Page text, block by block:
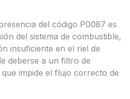
del código P0087 es
del sistema de combustible,
insuficiente en el riel de
deberse a un filtro de
impide el flujo correcto de